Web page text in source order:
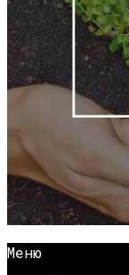
Меню